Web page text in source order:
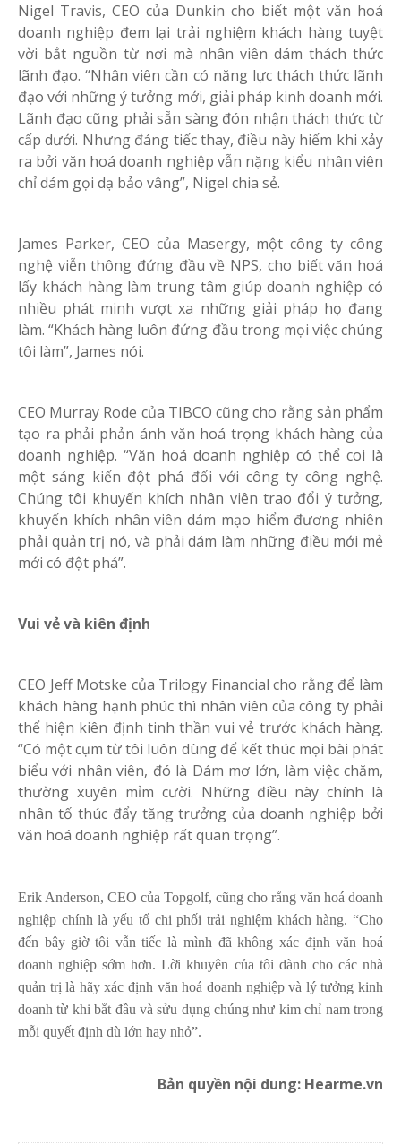
Nigel Travis, CEO của Dunkin cho biết một văn hoá
doanh nghiệp đem lại trải nghiệm khách hàng tuyệt
vời bắt nguồn từ nơi mà nhân viên dám thách thức
lãnh đạo. “Nhân viên cần có năng lực thách thức lãnh
đạo với những ý tưởng mới, giải pháp kinh doanh mới.
Lãnh đạo cũng phải sẵn sàng đón nhận thách thức từ
cấp dưới. Nhưng đáng tiếc thay, điều này hiếm khi xảy
ra bởi văn hoá doanh nghiệp vẫn nặng kiểu nhân viên
chỉ dám gọi dạ bảo vâng”, Nigel chia sẻ.
James Parker, CEO của Masergy, một công ty công
nghệ viễn thông đứng đầu về NPS, cho biết văn hoá
lấy khách hàng làm trung tâm giúp doanh nghiệp có
nhiều phát minh vượt xa những giải pháp họ đang
làm. “Khách hàng luôn đứng đầu trong mọi việc chúng
tôi làm”, James nói.
CEO Murray Rode của TIBCO cũng cho rằng sản phẩm
tạo ra phải phản ánh văn hoá trọng khách hàng của
doanh nghiệp. “Văn hoá doanh nghiệp có thể coi là
một sáng kiến đột phá đối với công ty công nghệ.
Chúng tôi khuyến khích nhân viên trao đổi ý tưởng,
khuyến khích nhân viên dám mạo hiểm đương nhiên
phải quản trị nó, và phải dám làm những điều mới mẻ
mới có đột phá”.
Vui vẻ và kiên định
CEO Jeff Motske của Trilogy Financial cho rằng để làm
khách hàng hạnh phúc thì nhân viên của công ty phải
thể hiện kiên định tinh thần vui vẻ trước khách hàng.
“Có một cụm từ tôi luôn dùng để kết thúc mọi bài phát
biểu với nhân viên, đó là Dám mơ lớn, làm việc chăm,
thường xuyên mỉm cười. Những điều này chính là
nhân tố thúc đẩy tăng trưởng của doanh nghiệp bởi
văn hoá doanh nghiệp rất quan trọng”.
Erik Anderson, CEO của Topgolf, cũng cho rằng văn hoá doanh
nghiệp chính là yếu tố chi phối trải nghiệm khách hàng. “Cho
đến bây giờ tôi vẫn tiếc là mình đã không xác định văn hoá
doanh nghiệp sớm hơn. Lời khuyên của tôi dành cho các nhà
quản trị là hãy xác định văn hoá doanh nghiệp và lý tưởng kinh
doanh từ khi bắt đầu và sửu dụng chúng như kim chỉ nam trong
mỗi quyết định dù lớn hay nhỏ”.
Bản quyền nội dung: Hearme.vn